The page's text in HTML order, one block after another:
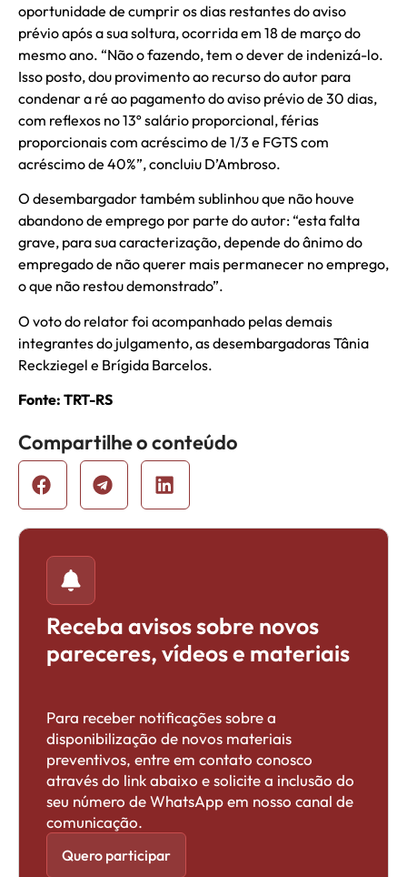
oportunidade de cumprir os dias restantes do aviso
prévio após a sua soltura, ocorrida em 18 de março do
mesmo ano. “Não o fazendo, tem o dever de indenizá-lo.
Isso posto, dou provimento ao recurso do autor para
condenar a ré ao pagamento do aviso prévio de 30 dias,
com reflexos no 13º salário proporcional, férias
proporcionais com acréscimo de 1/3 e FGTS com
acréscimo de 40%”, concluiu D’Ambroso.
O desembargador também sublinhou que não houve
abandono de emprego por parte do autor: “esta falta
grave, para sua caracterização, depende do ânimo do
empregado de não querer mais permanecer no emprego,
o que não restou demonstrado”.
O voto do relator foi acompanhado pelas demais
integrantes do julgamento, as desembargadoras Tânia
Reckziegel e Brígida Barcelos.
Fonte: TRT-RS
Compartilhe o conteúdo
Receba avisos sobre novos
pareceres, vídeos e materiais
Para receber notificações sobre a
disponibilização de novos materiais
preventivos, entre em contato conosco
através do link abaixo e solicite a inclusão do
seu número de WhatsApp em nosso canal de
comunicação.
Quero participar